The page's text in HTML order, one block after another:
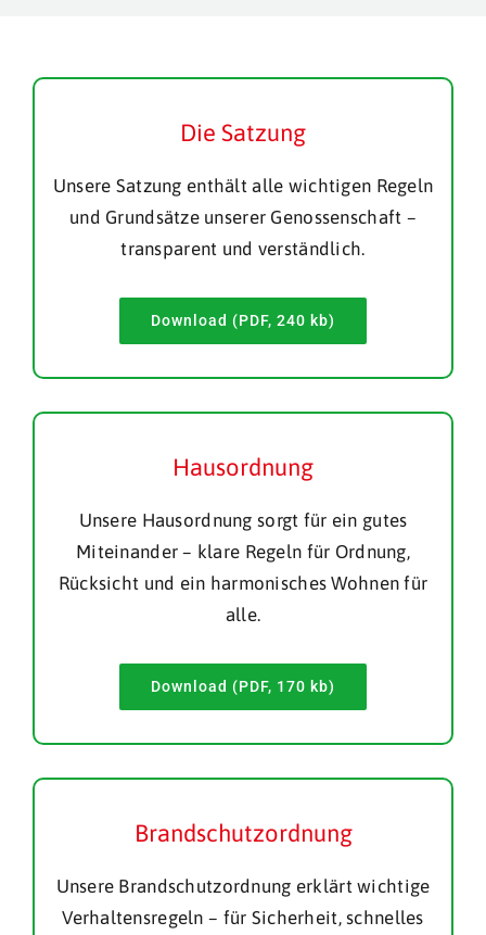
Die Satzung
Unsere Satzung enthält alle wichtigen Regeln
und Grundsätze unserer Genossenschaft –
transparent und verständlich.
Download (PDF, 240 kb)
Hausordnung
Unsere Hausordnung sorgt für ein gutes
Miteinander – klare Regeln für Ordnung,
Rücksicht und ein harmonisches Wohnen für
alle.
Download (PDF, 170 kb)
Brandschutzordnung
Unsere Brandschutzordnung erklärt wichtige
Verhaltensregeln – für Sicherheit, schnelles